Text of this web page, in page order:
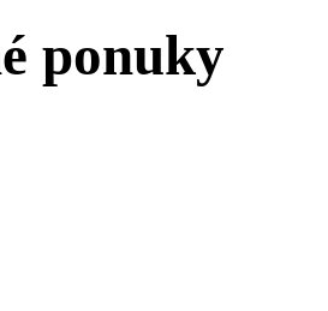
ponuky